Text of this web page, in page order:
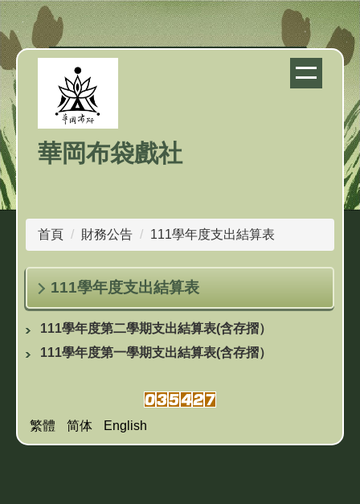
跳
到
主
要
內
容
區
華岡布袋戲社
首頁 財務公告 111學年度支出結算表
111學年度支出結算表
111學年度第二學期支出結算表(含存摺）
111學年度第一學期支出結算表(含存摺）
繁體 简体 English